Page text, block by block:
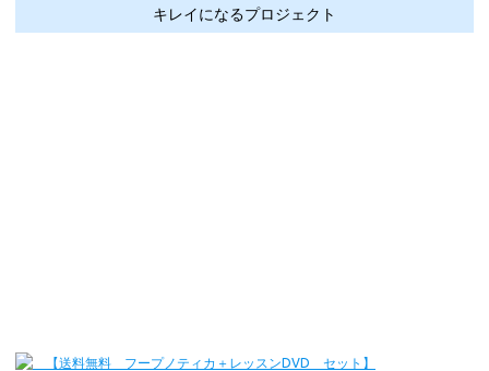
キレイになるプロジェクト
【送料無料 フープノティカ＋レッスンDVD セット】